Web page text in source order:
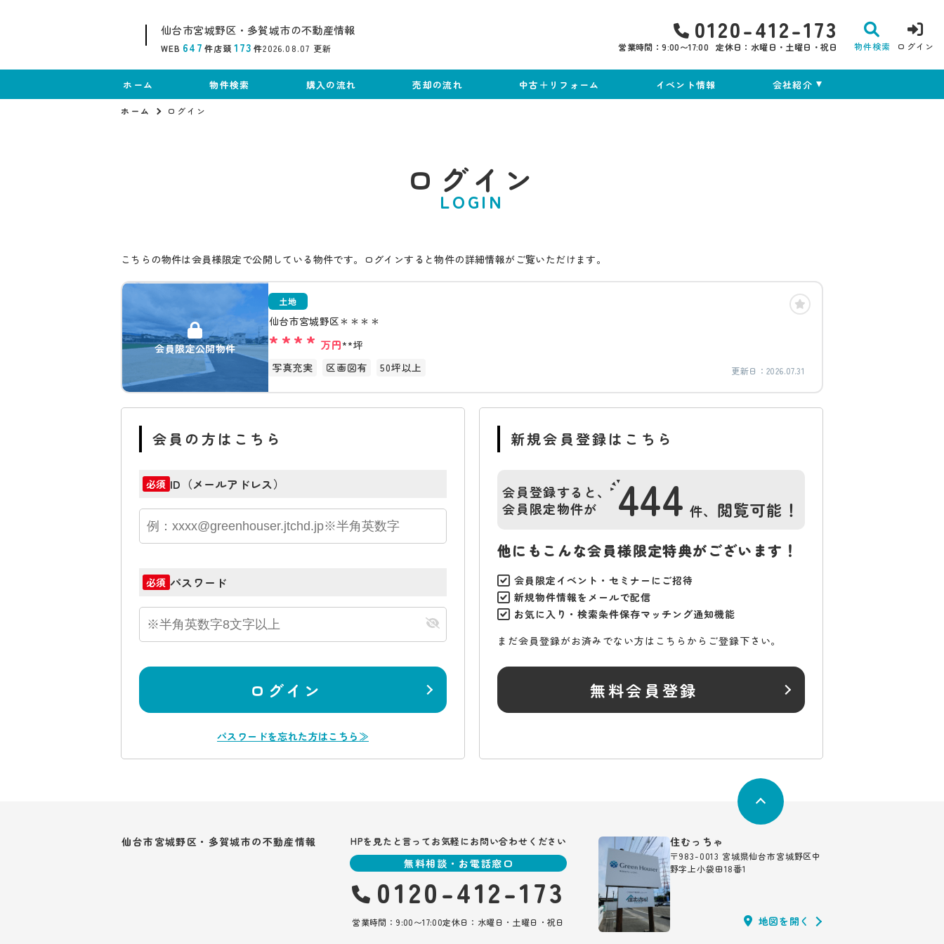
仙台市宮城野区・多賀城市の不動産情報
WEB 647 件店頭 173 件2026.08.07 更新
0120-412-173
営業時間：9:00〜17:00 定休日：水曜日・土曜日・祝日 物件検索 ログイン
ホーム 物件検索 購入の流れ 売却の流れ 中古＋リフォーム イベント情報 会社紹介
ホーム ログイン
ログイン
LOGIN
こちらの物件は会員様限定で公開している物件です。ログインすると物件の詳細情報がご覧いただけます。
会員限定公開物件
土地
仙台市宮城野区＊＊＊＊
**** 万円**坪
写真充実
区画図有 50坪以上 更新日： 2026.07.31
会員の方はこちら
必須 ID（メールアドレス）
必須 パスワード
ログイン
パスワードを忘れた方はこちら≫
新規会員登録はこちら
会員登録すると、
会員限定物件が
444 件、 閲覧可能！
他にもこんな会員様限定特典がございます！
会員限定イベント・セミナーにご招待
新規物件情報をメールで配信
お気に入り・検索条件保存マッチング通知機能
まだ会員登録がお済みでない方はこちらからご登録下さい。
無料会員登録
仙台市宮城野区・多賀城市の不動産情報 HPを見たと言ってお気軽にお問い合わせください
無料相談・お電話窓口
0120-412-173
営業時間：9:00〜17:00定休日：水曜日・土曜日・祝日
住むっちゃ
〒983-0013 宮城県仙台市宮城野区中
野字上小袋田18番1
地図を開く